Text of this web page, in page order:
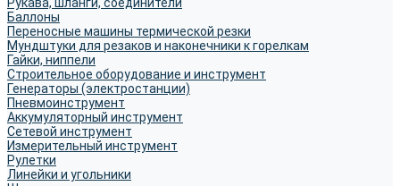
Баллоны
Переносные машины термической резки
Мундштуки для резаков и наконечники к горелкам
Гайки, ниппели
Строительное оборудование и инструмент
Генераторы (электростанции)
Пневмоинструмент
Аккумуляторный инструмент
Сетевой инструмент
Измерительный инструмент
Рулетки
Линейки и угольники